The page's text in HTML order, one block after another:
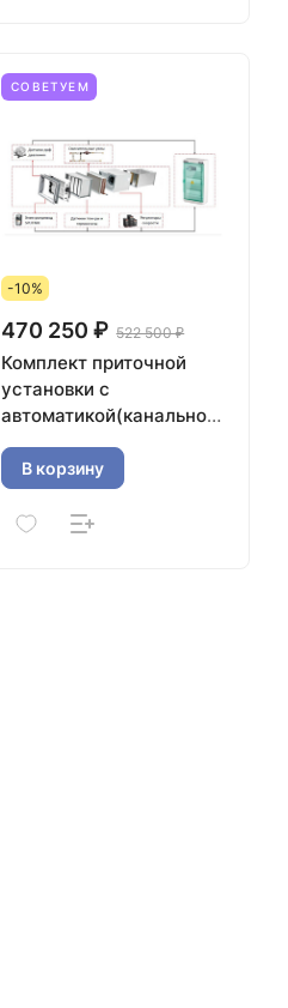
СОВЕТУЕМ
-10%
470 250 ₽ 522 500 ₽
Комплект приточной
установки с
автоматикой(канальное
исполнение) 100-50
В корзину